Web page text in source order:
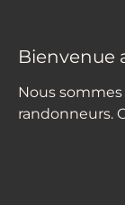
Bienvenue
Nous
randonneurs.